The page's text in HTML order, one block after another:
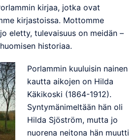
kirjaa, jotka ovat
kirjastoissa. Mottomme
eletty, tulevaisuus on meidän –
historiaa.
Porlammin kuuluisin nainen
kautta aikojen on Hilda
Käkikoski (1864-1912).
Syntymänimeltään hän oli
Hilda Sjöström, mutta jo
nuorena neitona hän muutti